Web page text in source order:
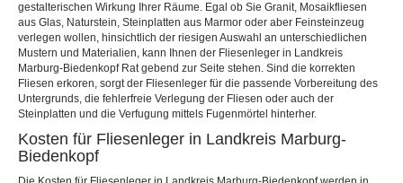
gestalterischen Wirkung Ihrer Räume. Egal ob Sie Granit, Mosaikfliesen
aus Glas, Naturstein, Steinplatten aus Marmor oder aber Feinsteinzeug
verlegen wollen, hinsichtlich der riesigen Auswahl an unterschiedlichen
Mustern und Materialien, kann Ihnen der Fliesenleger in Landkreis
Marburg-Biedenkopf Rat gebend zur Seite stehen. Sind die korrekten
Fliesen erkoren, sorgt der Fliesenleger für die passende Vorbereitung des
Untergrunds, die fehlerfreie Verlegung der Fliesen oder auch der
Steinplatten und die Verfugung mittels Fugenmörtel hinterher.
Kosten für Fliesenleger in Landkreis Marburg-
Biedenkopf